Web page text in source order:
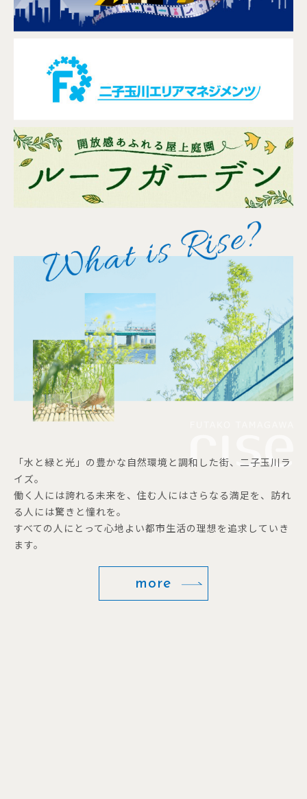
「水と緑と光」の豊かな自然環境と調和した街、二子玉川ラ
イズ。
働く人には誇れる未来を、住む人にはさらなる満足を、訪れ
る人には驚きと憧れを。
すべての人にとって心地よい都市生活の理想を追求していき
ます。
more